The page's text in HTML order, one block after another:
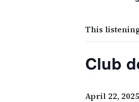
This
Club
April 22,